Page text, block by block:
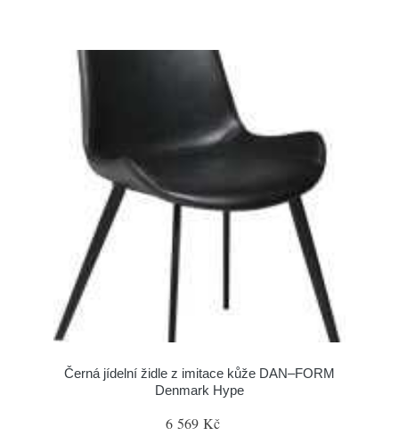
Černá jídelní židle z imitace kůže DAN–FORM
Denmark Hype
6 569 Kč